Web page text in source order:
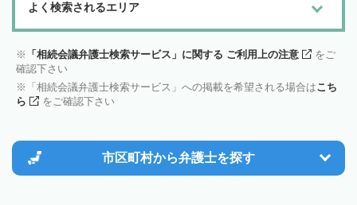
よく検索されるエリア
「相続会議弁護士検索サービス」に関する ご利用上の注意
をご
確認下さい
「相続会議弁護士検索サービス」への掲載を希望される場合はこち
ら
をご確認下さい
市区町村から弁護士を探す